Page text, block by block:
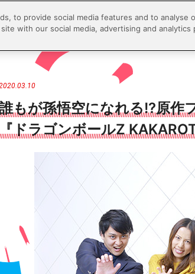
もが孫悟空になれる!?原作
ドラゴンボールZ
to provide social media features and to analyse
with our social media, advertising and analytics